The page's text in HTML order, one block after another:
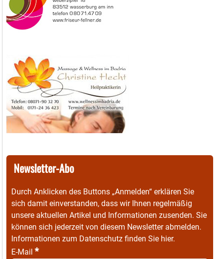
Newsletter-Abo
Durch Anklicken des Buttons „Anmelden“ erklären Sie
sich damit einverstanden, dass wir Ihnen regelmäßig
unsere aktuellen Artikel und Informationen zusenden. Sie
können sich jederzeit von diesem Newsletter abmelden.
Informationen zum Datenschutz finden Sie hier.
E-Mail *